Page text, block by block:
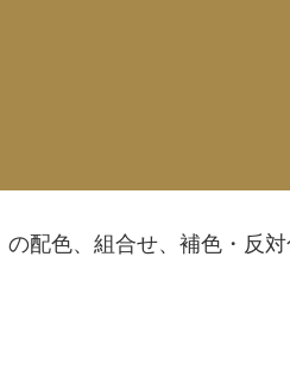
配色、組合せ、補色・反